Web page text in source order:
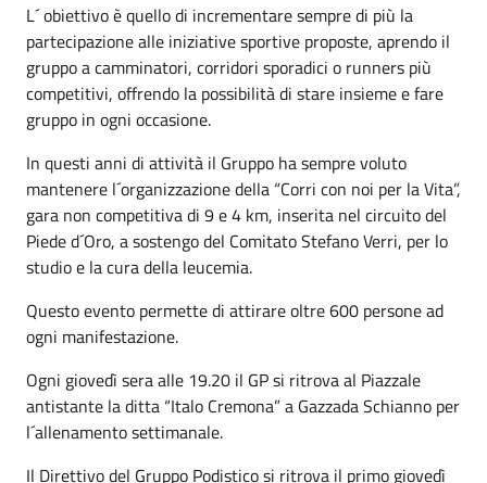
L´ obiettivo è quello di incrementare sempre di più la
partecipazione alle iniziative sportive proposte, aprendo il
gruppo a camminatori, corridori sporadici o runners più
competitivi, offrendo la possibilità di stare insieme e fare
gruppo in ogni occasione.
In questi anni di attività il Gruppo ha sempre voluto
mantenere l´organizzazione della “Corri con noi per la Vita”,
gara non competitiva di 9 e 4 km, inserita nel circuito del
Piede d´Oro, a sostengo del Comitato Stefano Verri, per lo
studio e la cura della leucemia.
Questo evento permette di attirare oltre 600 persone ad
ogni manifestazione.
Ogni giovedì sera alle 19.20 il GP si ritrova al Piazzale
antistante la ditta “Italo Cremona” a Gazzada Schianno per
l´allenamento settimanale.
Il Direttivo del Gruppo Podistico si ritrova il primo giovedì